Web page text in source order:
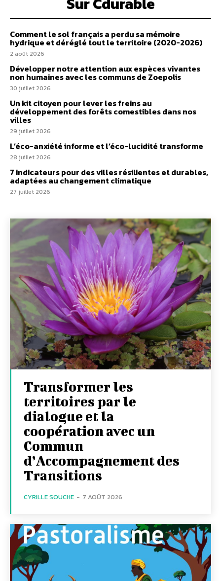
Comment le sol français a perdu sa mémoire
hydrique et déréglé tout le territoire (2020-2026)
2 août 2026
Développer notre attention aux espèces vivantes
non humaines avec les communs de Zoepolis
30 juillet 2026
Un kit citoyen pour lever les freins au
développement des forêts comestibles dans nos
villes
29 juillet 2026
L’éco-anxiété informe et l’éco-lucidité transforme
28 juillet 2026
7 indicateurs pour des villes résilientes et durables,
adaptées au changement climatique
27 juillet 2026
Transformer les
territoires par le
dialogue et la
coopération avec un
Commun
d’Accompagnement des
Transitions
CYRILLE SOUCHE - 7 AOÛT 2026